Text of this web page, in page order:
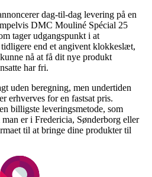
dag-til-dag levering på en
DMC Mouliné Spécial 25
tager udgangspunkt i at
end et angivent klokkeslæt,
nå at få dit nye produkt
har fri.
uden beregning, men undertiden
erhverves for en fastsat pris.
billigste leveringsmetode, som
er i Fredericia, Sønderborg eller
til at bringe dine produkter til